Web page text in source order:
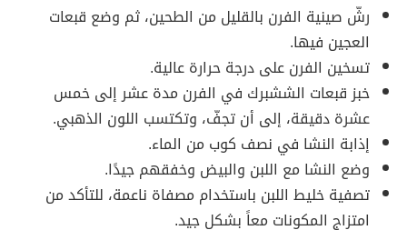
رشّ صينية الفرن بالقليل من الطحين، ثم وضع قبعات
العجين فيها.
تسخين الفرن على درجة حرارة عالية.
خبز قبعات الششبرك في الفرن مدة عشر إلى خمس
عشرة دقيقة، إلى أن تجفّ، وتكتسب اللون الذهبي.
إذابة النشا في نصف كوب من الماء.
وضع النشا مع اللبن والبيض وخفقهم جيدًا.
تصفية خليط اللبن باستخدام مصفاة ناعمة، للتأكد من
امتزاج المكونات معاً بشكل جيد.